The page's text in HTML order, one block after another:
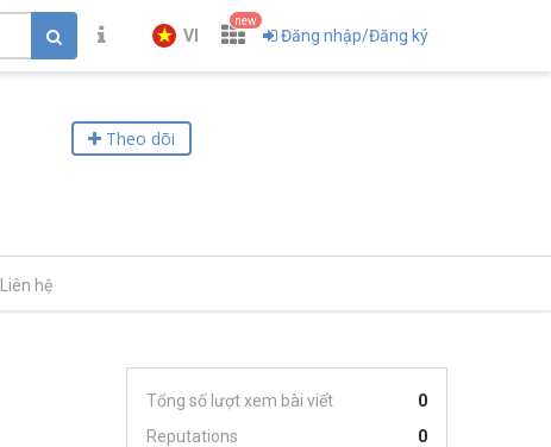
VI
new
Đăng nhập/Đăng ký
Theo dõi
Liên hệ
Tổng số lượt xem bài viết
0
Reputations
0